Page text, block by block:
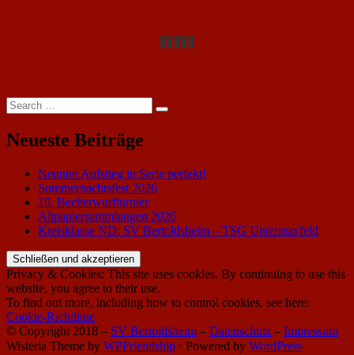
Search
for:
Search
Neueste Beiträge
Neunter Aufstieg in Serie perfekt!
Sommernachtsfest 2026
10. Becherwurfturnier
Altpapiersammlungen 2026
Kreisklasse ND: SV Bertoldsheim – TSG Untermaxfeld
Privacy & Cookies: This site uses cookies. By continuing to use this
website, you agree to their use.
To find out more, including how to control cookies, see here:
Cookie-Richtlinie
© Copyright 2018 – SV Bertoldsheim – Datenschutz – Impressum
Wisteria Theme by WPFriendship ⋅ Powered by WordPress